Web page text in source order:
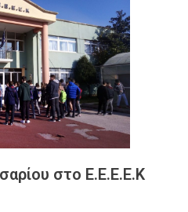
στο Ε.Ε.Ε.Ε.Κ